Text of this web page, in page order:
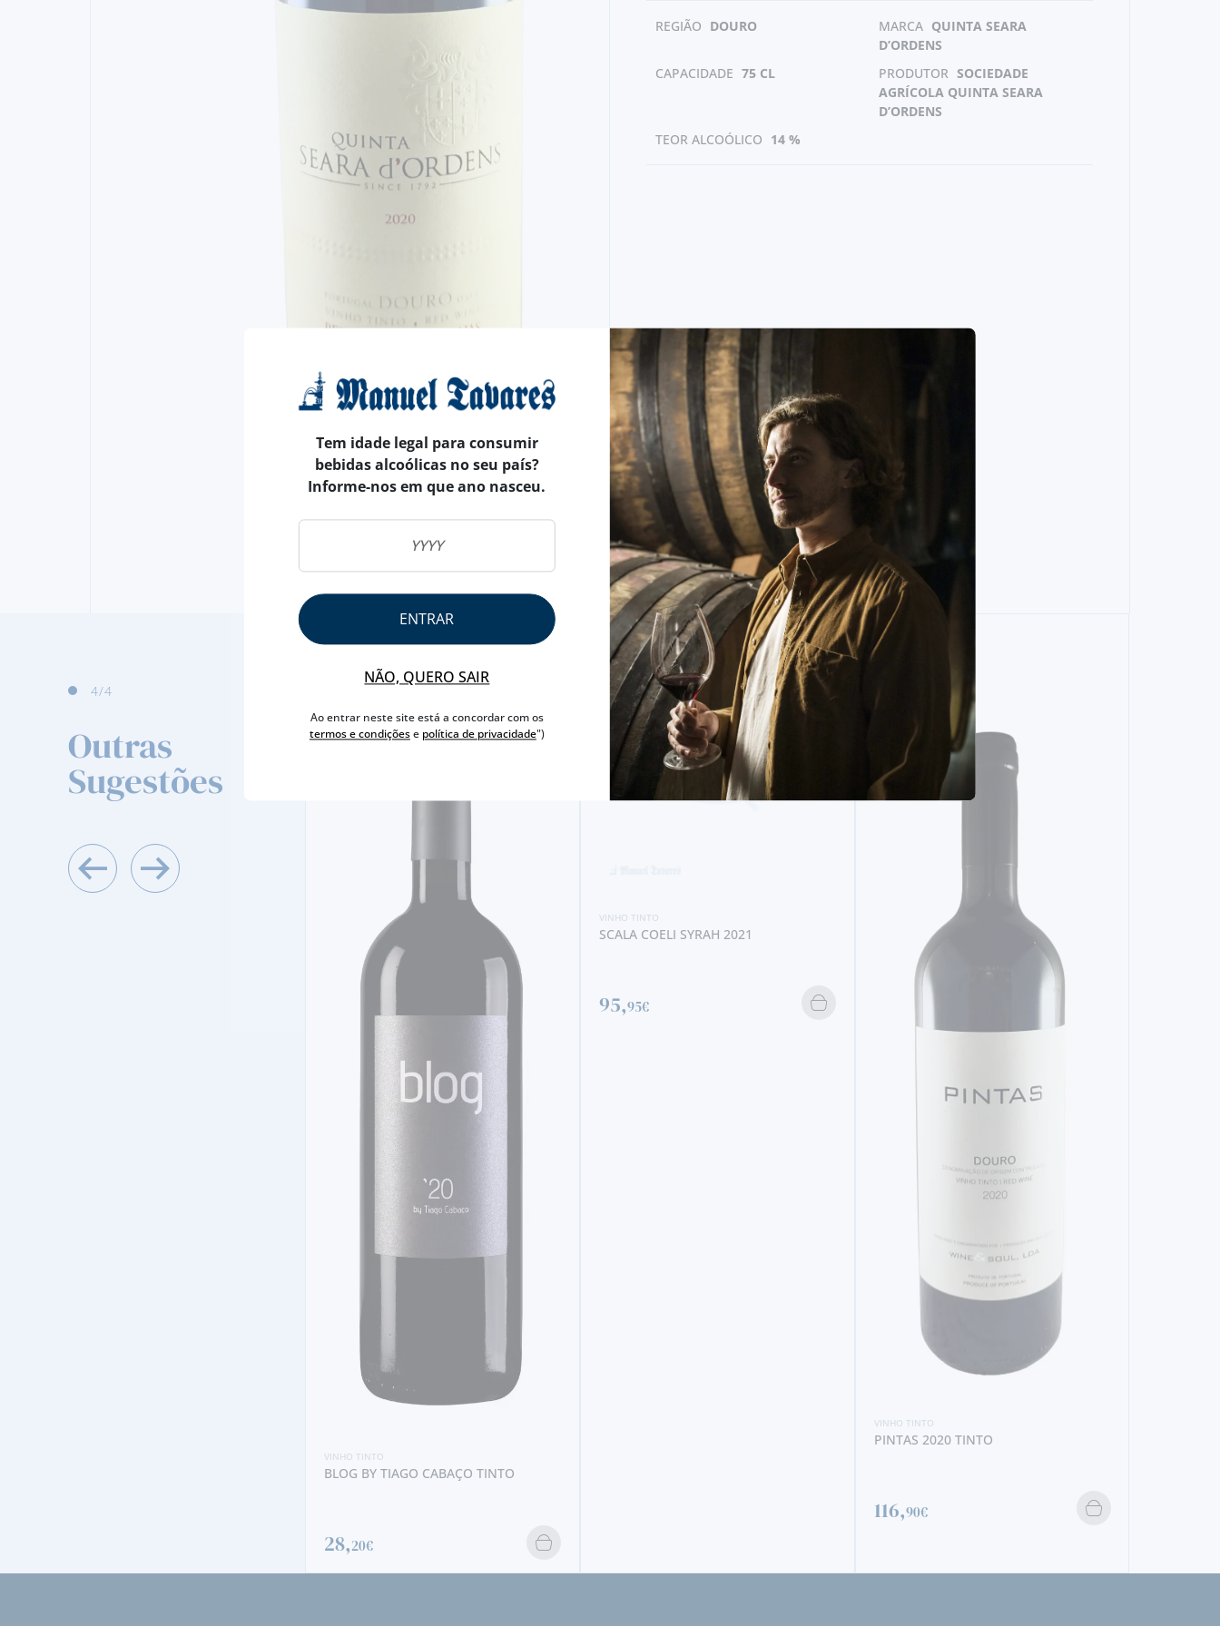
REGIÃO DOURO MARCA QUINTA SEARA
D’ORDENS
CAPACIDADE 75 CL PRODUTOR SOCIEDADE
AGRÍCOLA QUINTA SEARA
D’ORDENS
TEOR ALCOÓLICO 14 %
4/4
Outras
Sugestões
VINHO TINTO
BLOG BY TIAGO CABAÇO TINTO
28,20€
VINHO TINTO
SCALA COELI SYRAH 2021
95,95€
VINHO TINTO
PINTAS 2020 TINTO
116,90€
Tem idade legal para consumir
bebidas alcoólicas no seu país?
Informe-nos em que ano nasceu.
ENTRAR
NÃO, QUERO SAIR
Ao entrar neste site está a concordar com os
termos e condiçõese política de privacidade")